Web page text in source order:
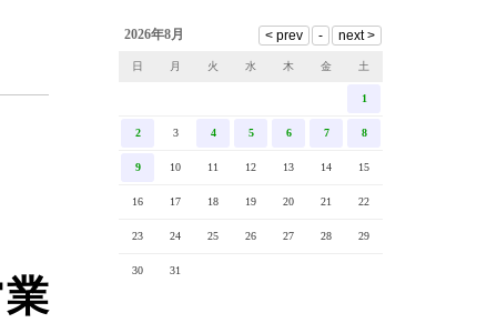
2026年8月
日 月 火 水 木 金 土
1
2 3 4 5 6 7 8
9 10 11 12 13 14 15
16 17 18 19 20 21 22
23 24 25 26 27 28 29
30 31